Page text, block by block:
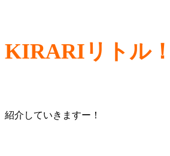
KIRARIリトル！
紹介していきますー！